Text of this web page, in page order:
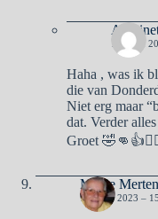
13 JUNI
Haha , was ik
die van
Niet erg maar
dat. Verder
Groet
Mieke
13 JUNI 2023 –